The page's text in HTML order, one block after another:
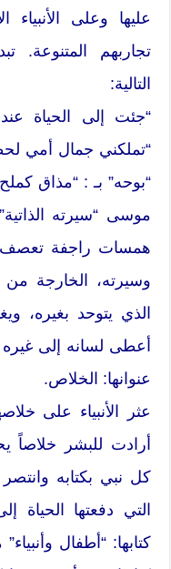
عليها وعلى الأنبياء
تجاربهم المتنوعة.
التالية:
“جئت إلى الحياة
“تملكني جمال أمي
“بوحه” بـ : “مذاق
موسى “سيرته
همسات راجفة تعصف
وسيرته، الخارجة من
الذي يتوحد بغيره،
أعطى لسانه إلى غيره
عنوانها: الخلاص.
عثر الأنبياء على
أرادت للبشر خلاصاً
كل نبي بكتابه
التي دفعتها
كتابها: “أطفال